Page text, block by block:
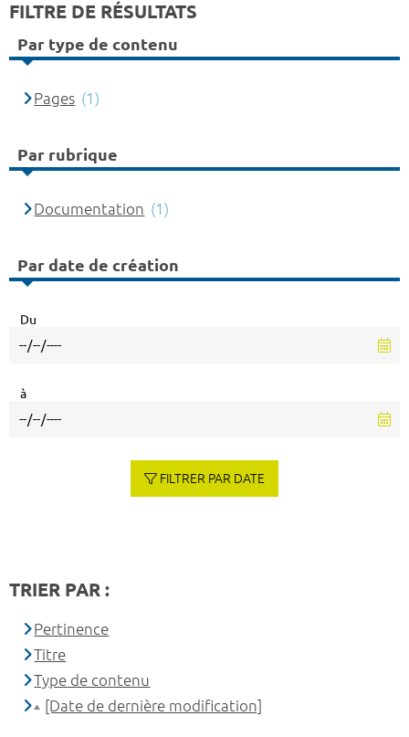
FILTRE DE RÉSULTATS
Par type de contenu
Pages (1)
Par rubrique
Documentation (1)
Par date de création
Du
à
FILTRER PAR DATE
TRIER PAR :
Pertinence
Titre
Type de contenu
[Date de dernière modification]